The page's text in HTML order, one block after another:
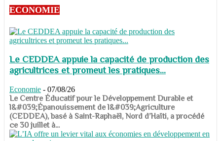
ECONOMIE
Le CEDDEA appuie la capacité de production des
agricultrices et promeut les pratiques...
Economie - 07/08/26
​​​​​​​Le Centre Éducatif pour le Développement Durable et
l&#039;Épanouissement de l&#039;Agriculture
(CEDDEA), basé à Saint-Raphaël, Nord d’Haïti, a procédé
ce 30 juillet à...